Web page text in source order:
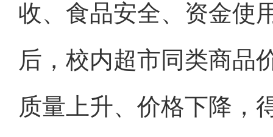
收、食品安全、资金使
后，校内超市同类商品
质量上升、价格下降，